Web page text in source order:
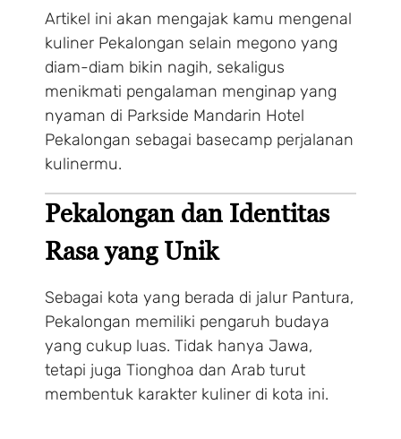
Artikel ini akan mengajak kamu mengenal
kuliner Pekalongan selain megono yang
diam-diam bikin nagih, sekaligus
menikmati pengalaman menginap yang
nyaman di Parkside Mandarin Hotel
Pekalongan sebagai basecamp perjalanan
kulinermu.
Pekalongan dan Identitas
Rasa yang Unik
Sebagai kota yang berada di jalur Pantura,
Pekalongan memiliki pengaruh budaya
yang cukup luas. Tidak hanya Jawa,
tetapi juga Tionghoa dan Arab turut
membentuk karakter kuliner di kota ini.